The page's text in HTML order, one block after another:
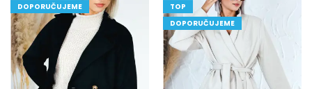
DOPORUČUJEME
TOP
DOPORUČUJEME